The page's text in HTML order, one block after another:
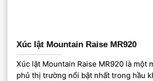
Xúc lật Mountain Raise MR920
Xúc lật Mountain Raise MR920 là một
phủ thị trường nổi bật nhất trong hầu